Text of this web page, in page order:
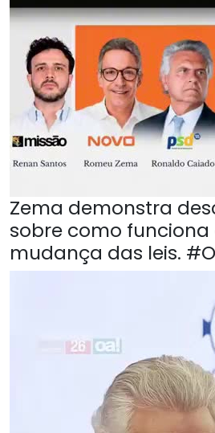
Zema demonstra
sobre como funciona
mudança das leis.